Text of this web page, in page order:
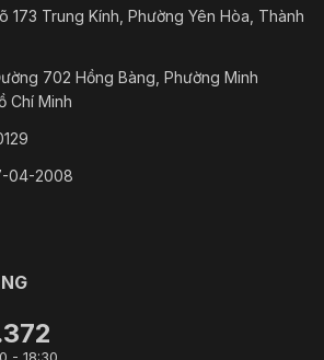
173 Trung Kính, Phường Yên Hòa, Thành
702 Hồng Bàng, Phường Minh
Chí Minh
04-2008